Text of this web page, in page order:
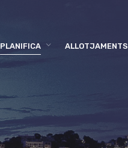
PLANIFICA ALLOTJAMENTS